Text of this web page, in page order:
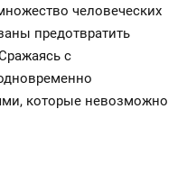
человеческих
предотвратить
с
которые невозможно